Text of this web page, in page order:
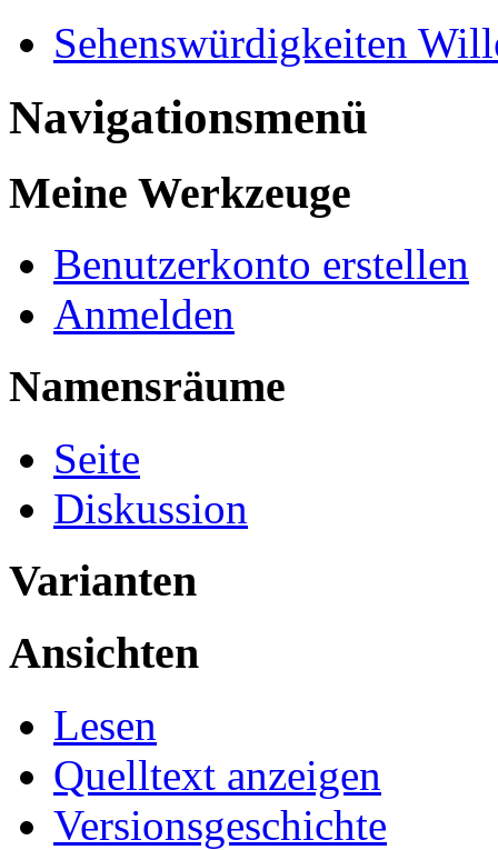
Sehenswürdigkeiten
Navigationsmenü
Meine Werkzeuge
Benutzerkonto erstellen
Anmelden
Namensräume
Seite
Diskussion
Varianten
Ansichten
Lesen
Quelltext anzeigen
Versionsgeschichte